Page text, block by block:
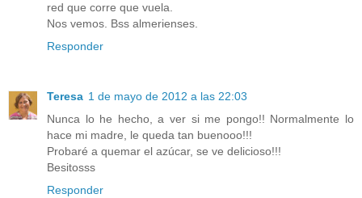
red que corre que vuela.
Nos vemos. Bss almerienses.
Responder
Teresa 1 de mayo de 2012 a las 22:03
Nunca lo he hecho, a ver si me pongo!! Normalmente lo
hace mi madre, le queda tan buenooo!!!
Probaré a quemar el azúcar, se ve delicioso!!!
Besitosss
Responder